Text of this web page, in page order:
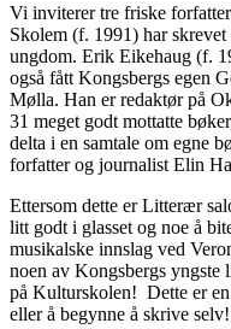
Vi inviterer tre friske
Skolem (f. 1991) har
ungdom. Erik Eikehaug (f.
også fått Kongsbergs egen
Mølla. Han er redaktør på
31 meget godt mottatte
delta i en samtale om egne
forfatter og journalist Elin
Ettersom dette er Litterær
litt godt i glasset og noe å
musikalske innslag ved
noen av Kongsbergs yngste
på Kulturskolen! Dette er
eller å begynne å skrive selv!